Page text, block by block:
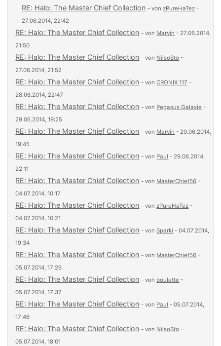
RE: Halo: The Master Chief Collection - vonzPureHaTez -
27.06.2014, 22:42
RE: Halo: The Master Chief Collection - von Marvin - 27.06.2014,
21:50
RE: Halo: The Master Chief Collection - von NilsoSto -
27.06.2014, 21:52
RE: Halo: The Master Chief Collection - vonCRONIX 117 -
28.06.2014, 22:47
RE: Halo: The Master Chief Collection - von Pegasus Galaxie -
29.06.2014, 19:25
RE: Halo: The Master Chief Collection - von Marvin - 29.06.2014,
19:45
RE: Halo: The Master Chief Collection - von Paul - 29.06.2014,
22:11
RE: Halo: The Master Chief Collection - von MasterChief56 -
04.07.2014, 10:17
RE: Halo: The Master Chief Collection - vonzPureHaTez -
04.07.2014, 10:21
RE: Halo: The Master Chief Collection - vonSparki - 04.07.2014,
19:34
RE: Halo: The Master Chief Collection - von MasterChief56 -
05.07.2014, 17:26
RE: Halo: The Master Chief Collection - von boulette -
05.07.2014, 17:37
RE: Halo: The Master Chief Collection - von Paul - 05.07.2014,
17:46
RE: Halo: The Master Chief Collection - von NilsoSto -
05.07.2014, 18:01